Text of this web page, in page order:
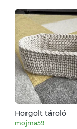
Horgolt tároló
mojma59